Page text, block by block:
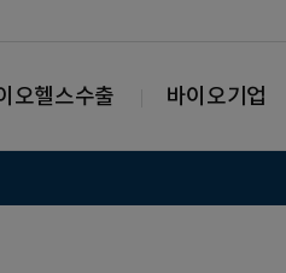
오헬스수출 바이오기업